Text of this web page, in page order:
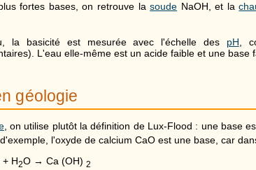
fortes bases, on retrouve lasoude NaOH, et la
la basicité est mesurée avec l'échelle des pH ,
L'eau elle-même est un acide faible et une base
géologie
, on utilise plutôt la définition de Lux-Flood : une base
l'oxyde de calcium CaO est une base, car
+ H2O → Ca (OH) 2